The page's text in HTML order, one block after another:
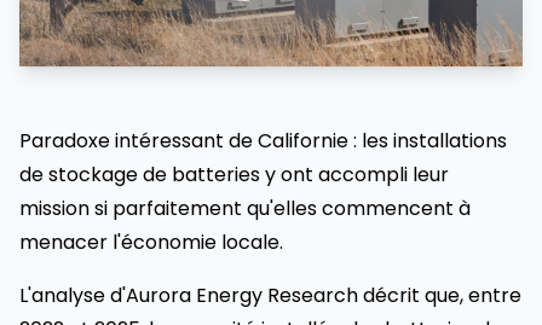
Paradoxe intéressant de Californie : les installations
de stockage de batteries y ont accompli leur
mission si parfaitement qu'elles commencent à
menacer l'économie locale.
L'analyse d'Aurora Energy Research décrit que, entre